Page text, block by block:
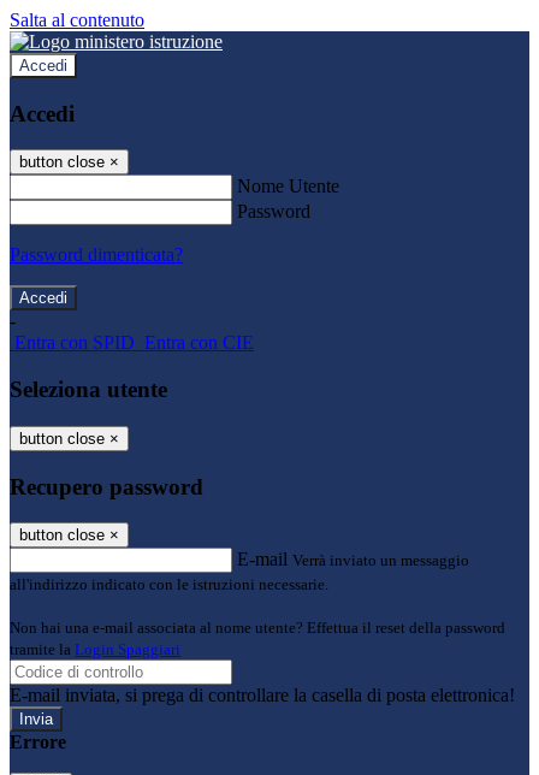
Salta al contenuto
Accedi
Accedi
button close ×
Nome Utente
Password
Password dimenticata?
-
Entra con SPID Entra con CIE
Seleziona utente
button close ×
Recupero password
button close ×
E-mail Verrà inviato un messaggio
all'indirizzo indicato con le istruzioni necessarie.
Non hai una e-mail associata al nome utente? Effettua il reset della password
tramite la Login Spaggiari
E-mail inviata, si prega di controllare la casella di posta elettronica!
Errore